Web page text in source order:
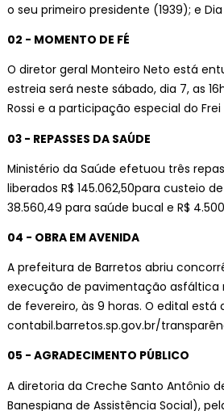
o seu primeiro presidente (1939); e
02 - MOMENTO DE FÉ
O diretor geral Monteiro Neto está
estreia será neste sábado, dia 7, as
Rossi e a participação especial do Frei
03 - REPASSES DA SAÚDE
Ministério da Saúde efetuou três
liberados R$ 145.062,50para custeio
38.560,49 para saúde bucal e R$
04 - OBRA EM AVENIDA
A prefeitura de Barretos abriu
execução de pavimentação asfáltica
de fevereiro, às 9 horas. O edital está
contabil.barretos.sp.gov.br/
05 - AGRADECIMENTO PÚBLICO
A diretoria da Creche Santo Antônio
Banespiana de Assistência Social),